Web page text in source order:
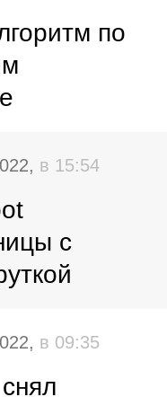
по
в 15:54
с
в 09:35